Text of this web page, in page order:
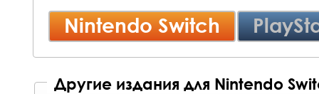
Nintendo Switch
Другие издания для Nintendo